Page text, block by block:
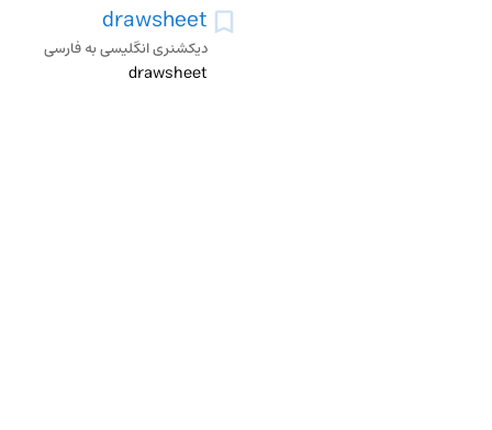
drawsheet
دیکشنری انگلیسی به فارسی
drawsheet